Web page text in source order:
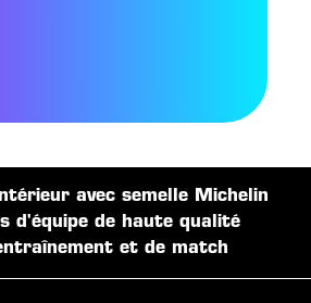
avec semelle Michelin
d'équipe de haute qualité
et de match